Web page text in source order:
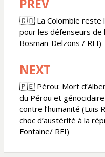
Navigation
de
l’article
PREV
🇨🇴 La Colombie reste
pour les défenseurs de
Bosman-Delzons / RFI)
NEXT
🇵🇪 Pérou: Mort
du Pérou et
contre l’humanité (Luis
choc d’austérité à la
Fontaine/ RFI)